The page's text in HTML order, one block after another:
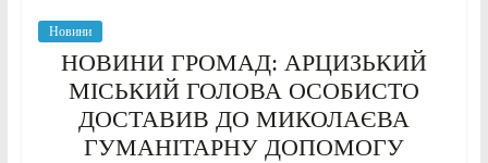
Новини
НОВИНИ ГРОМАД: АРЦИЗЬКИЙ
МІСЬКИЙ ГОЛОВА ОСОБИСТО
ДОСТАВИВ ДО МИКОЛАЄВА
ГУМАНІТАРНУ ДОПОМОГУ